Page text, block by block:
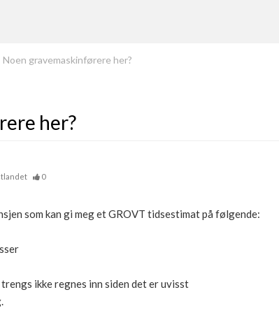
Noen gravemaskinførere her?
her?
0
som kan gi meg et GROVT tidsestimat på følgende:
ikke regnes inn siden det er uvisst